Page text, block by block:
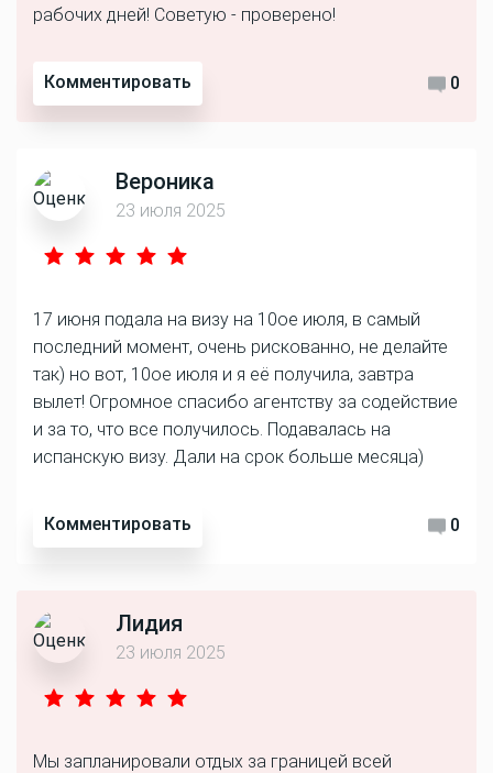
рабочих дней! Советую - проверено!
Комментировать 0
Вероника
23 июля 2025
17 июня подала на визу на 10ое июля, в самый
последний момент, очень рискованно, не делайте
так) но вот, 10ое июля и я её получила, завтра
вылет! Огромное спасибо агентству за содействие
и за то, что все получилось. Подавалась на
испанскую визу. Дали на срок больше месяца)
Комментировать 0
Лидия
23 июля 2025
Мы запланировали отдых за границей всей